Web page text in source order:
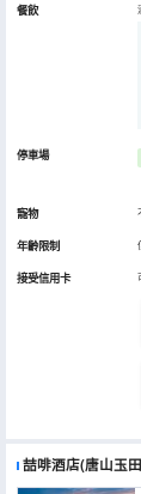
餐飲
停車場
寵物
年齡限制
接受信用卡
喆啡酒店(唐山玉